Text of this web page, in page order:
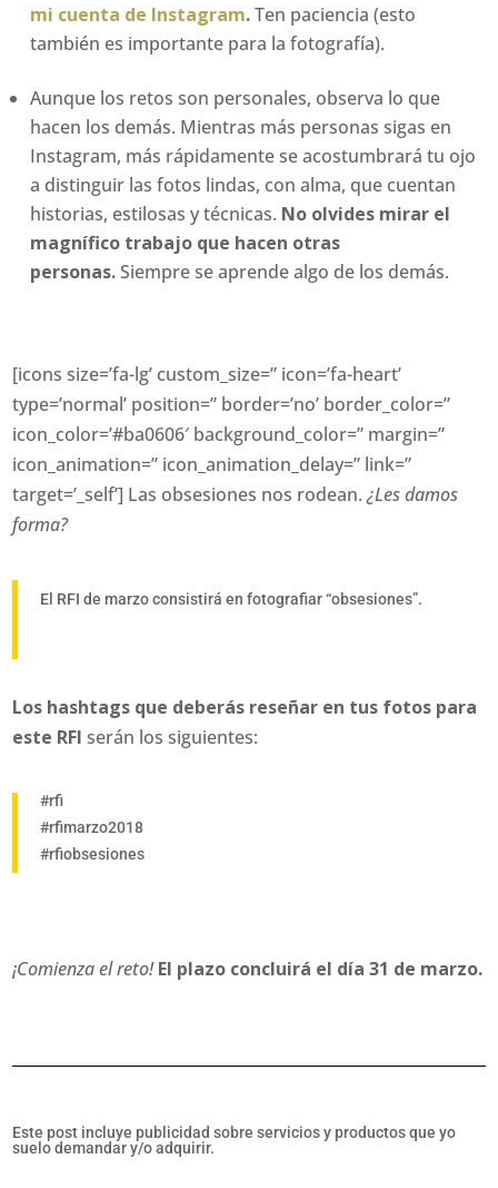
mi cuenta de Instagram.Ten paciencia (esto
también es importante para la fotografía).
Aunque los retos son personales, observa lo que
hacen los demás. Mientras más personas sigas en
Instagram, más rápidamente se acostumbrará tu ojo
a distinguir las fotos lindas, con alma, que cuentan
historias, estilosas y técnicas. No olvides mirar el
magnífico trabajo que hacen otras
personas.Siempre se aprende algo de los demás.
[icons size=’fa-lg’ custom_size=” icon=’fa-heart’
type=’normal’ position=” border=’no’ border_color=”
icon_color=’#ba0606′ background_color=” margin=”
icon_animation=” icon_animation_delay=” link=”
target=’_self’] Las obsesiones nos rodean.¿Les damos
forma?
El RFI de marzo consistirá en fotografiar “obsesiones”.
Los hashtags que deberás reseñar en tus fotos para
este RFI serán los siguientes:
#rfi
#rfimarzo2018
#rfiobsesiones
¡Comienza el reto! El plazo concluirá el día 31 de marzo.
Este post incluye publicidad sobre servicios y productos que yo
suelo demandar y/o adquirir.